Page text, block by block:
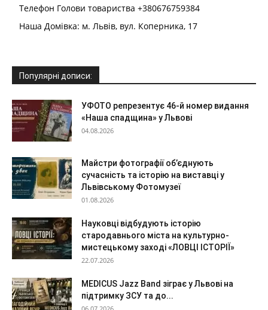
Телефон Голови товариства +380676759384
Наша Домівка: м. Львів, вул. Коперника, 17
Популярні дописи:
УФОТО репрезентує 46-й номер видання
«Наша спадщина» у Львові
04.08.2026
Майстри фотографії об’єднують
сучасність та історію на виставці у
Львівському Фотомузеї
01.08.2026
Науковці відбудують історію
стародавнього міста на культурно-
мистецькому заході «ЛОВЦІ ІСТОРІЇ»
22.07.2026
MEDICUS Jazz Band зіграє у Львові на
підтримку ЗСУ та до...